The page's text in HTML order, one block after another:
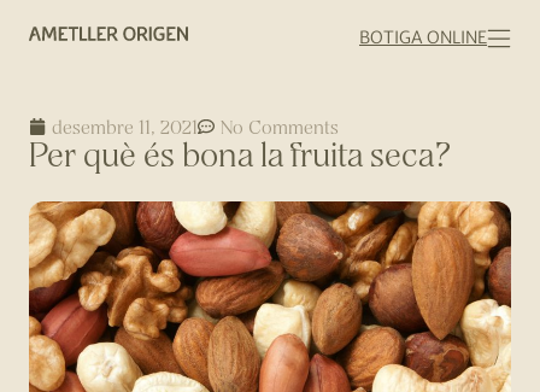
BOTIGA ONLINE
desembre 11, 2021 No Comments
Per què és bona la fruita seca?